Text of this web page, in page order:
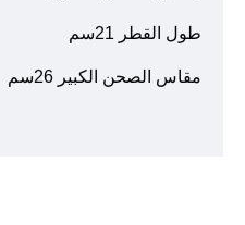
طول القطر 21سم
مقاس الصحن الكبير 26سم